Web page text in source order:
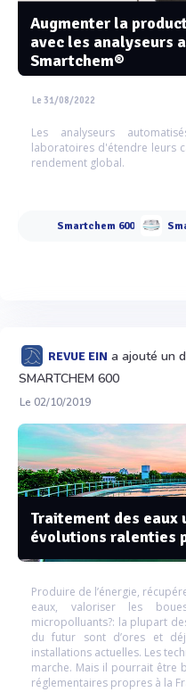
Augmenter la
avec les analyseurs
Smartchem®
Le 31/08/2022
Les analyseurs
laboratoires d'étendre leurs
rendement global.
Smartchem 600
REVUE EIN a ajouté un
SMARTCHEM 600
Le 02/10/2019
Traitement des eaux
évolutions ralenties
Produire de l’énergie,
eaux, valoriser les
micropolluants?: la plupart
du futur sont d’ores et
installations actuelles. Les
marche. Mais il pourrait être
réglementaires propres à la